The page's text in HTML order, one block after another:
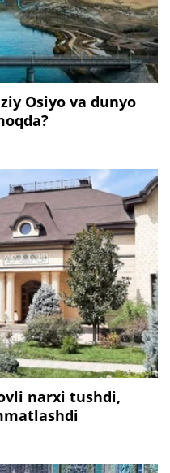
Osiyo va dunyo
narxi tushdi,